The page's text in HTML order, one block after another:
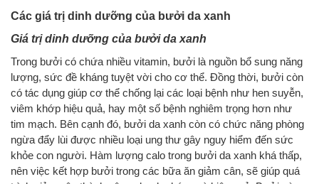
Các giá trị dinh dưỡng của bưởi da xanh
Giá trị dinh dưỡng của bưởi da xanh
Trong bưởi có chứa nhiều vitamin, bưởi là nguồn bổ sung năng
lượng, sức đề kháng tuyệt vời cho cơ thể. Đồng thời, bưởi còn
có tác dụng giúp cơ thể chống lại các loại bệnh như hen suyễn,
viêm khớp hiệu quả, hay một số bệnh nghiêm trọng hơn như
tim mạch. Bên cạnh đó, bưởi da xanh còn có chức năng phòng
ngừa đẩy lùi được nhiều loại ung thư gây nguy hiểm đến sức
khỏe con người. Hàm lượng calo trong bưởi da xanh khá thấp,
nên việc kết hợp bưởi trong các bữa ăn giảm cân, sẽ giúp quá